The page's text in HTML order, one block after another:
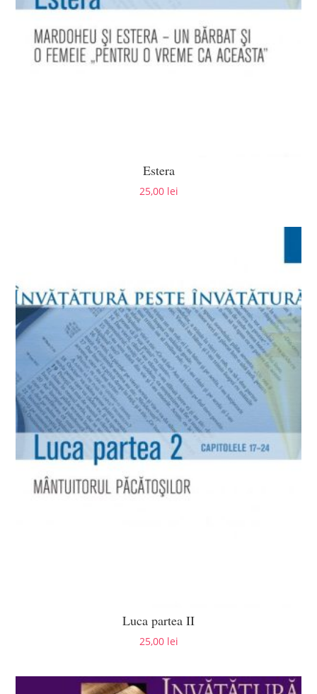
Estera
25,00 lei
Luca partea II
25,00 lei